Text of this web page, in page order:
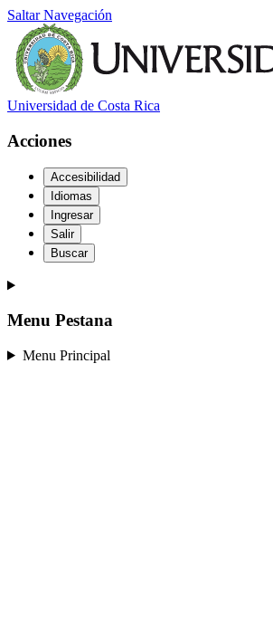
Saltar Navegación
Universidad de Costa Rica
Acciones
Accesibilidad
Idiomas
Ingresar
Salir
Buscar
Menu Pestana
Menu Principal